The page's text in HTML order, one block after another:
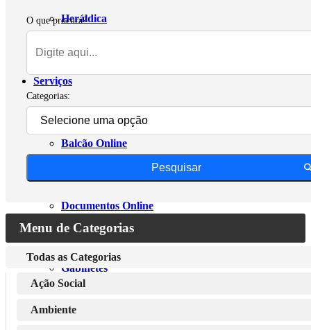
Heráldica
Serviços
Balcão Online
Documentos Online
Gabinetes
O que procura?
Categorias:
Pesquisar
Menu de Categorias
Todas as Categorias
Ação Social
Ambiente